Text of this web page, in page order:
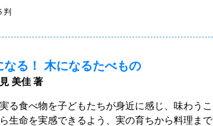
判
なる！ 木になるたべもの
美佳 著
る食べ物を子どもたちが身近に感じ、味わうこ
生命を実感できるよう、実の育ちから料理まで